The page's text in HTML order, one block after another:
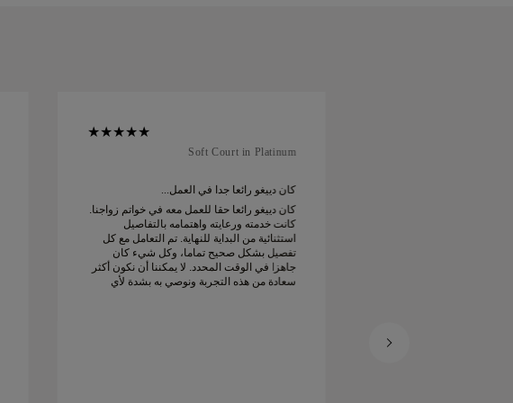
Soft Court in Platinum
كان دييغو رائعا جدا في العمل...
كان دييغو رائعا حقا للعمل معه في خواتم زواجنا.
كانت خدمته ورعايته واهتمامه بالتفاصيل
استثنائية من البداية للنهاية. تم التعامل مع كل
تفصيل بشكل صحيح تماما، وكل شيء كان
جاهزا في الوقت المحدد. لا يمكننا أن نكون أكثر
سعادة من هذه التجربة ونوصي به بشدة لأي